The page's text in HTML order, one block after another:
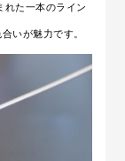
れた一本のライン
いが魅力です。